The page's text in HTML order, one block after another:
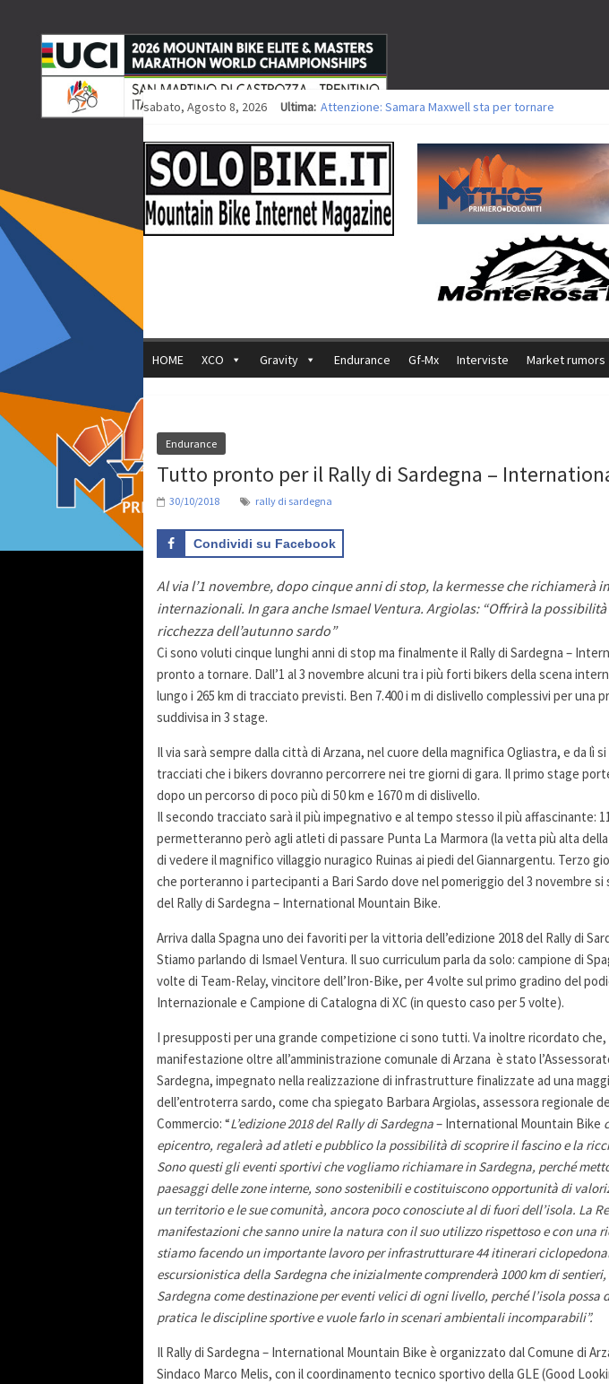
sabato, Agosto 8, 2026 Ultima: Attenzione: Samara Maxwell sta per tornare
Europei XCO: vittorie per Ghibaudo, Grossmann e
35ª Marathon Bike della Brianza: l’ultima sfida
Europei MTB: il Team Relay firma il secondo argento
HOME XCO Gravity Endurance Gf-Mx Interviste Market rumors
Endurance
Tutto pronto per il Rally di Sardegna –
30/10/2018 rally di sardegna
Condividi su Facebook
Al via l’1 novembre, dopo cinque anni di stop, la kermesse che richiamerà
internazionali. In gara anche Ismael Ventura. Argiolas: “Offrirà la
ricchezza dell’autunno sardo”
Ci sono voluti cinque lunghi anni di stop ma finalmente il Rally di Sardegna –
pronto a tornare. Dall’1 al 3 novembre alcuni tra i più forti bikers della scena
lungo i 265 km di tracciato previsti. Ben 7.400 i m di dislivello complessivi per una
suddivisa in 3 stage.
Il via sarà sempre dalla città di Arzana, nel cuore della magnifica Ogliastra, e da lì
tracciati che i bikers dovranno percorrere nei tre giorni di gara. Il primo stage
dopo un percorso di poco più di 50 km e 1670 m di dislivello.
Il secondo tracciato sarà il più impegnativo e al tempo stesso il più affascinante:
permetteranno però agli atleti di passare Punta La Marmora (la vetta più alta della
di vedere il magnifico villaggio nuragico Ruinas ai piedi del Giannargentu. Terzo
che porteranno i partecipanti a Bari Sardo dove nel pomeriggio del 3 novembre si
del Rally di Sardegna – International Mountain Bike.
Arriva dalla Spagna uno dei favoriti per la vittoria dell’edizione 2018 del Rally di
Stiamo parlando di Ismael Ventura. Il suo curriculum parla da solo: campione di
volte di Team-Relay, vincitore dell’Iron-Bike, per 4 volte sul primo gradino del
Internazionale e Campione di Catalogna di XC (in questo caso per 5 volte).
I presupposti per una grande competizione ci sono tutti. Va inoltre ricordato
manifestazione oltre all’amministrazione comunale di Arzana è stato
Sardegna, impegnato nella realizzazione di infrastrutture finalizzate ad una
dell’entroterra sardo, come cha spiegato Barbara Argiolas, assessora regionale
Commercio: “L’edizione 2018 del Rally di Sardegna– International Mountain Bike
epicentro, regalerà ad atleti e pubblico la possibilità di scoprire il fascino e la
Sono questi gli eventi sportivi che vogliamo richiamare in Sardegna, perché
paesaggi delle zone interne, sono sostenibili e costituiscono opportunità di
un territorio e le sue comunità, ancora poco conosciute al di fuori dell’isola. La
manifestazioni che sanno unire la natura con il suo utilizzo rispettoso e con una
stiamo facendo un importante lavoro per infrastrutturare 44 itinerari
escursionistica della Sardegna che inizialmente comprenderà 1000 km di
Sardegna come destinazione per eventi velici di ogni livello, perché l’isola possa
pratica le discipline sportive e vuole farlo in scenari ambientali incomparabili”.
Il Rally di Sardegna – International Mountain Bike è organizzato dal Comune di
Sindaco Marco Melis, con il coordinamento tecnico sportivo della GLE (Good